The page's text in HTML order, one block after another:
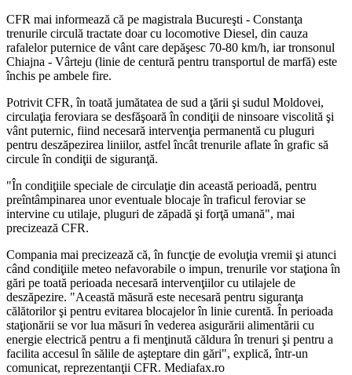
CFR mai informează că pe magistrala Bucureşti - Constanţa
trenurile circulă tractate doar cu locomotive Diesel, din cauza
rafalelor puternice de vânt care depăşesc 70-80 km/h, iar tronsonul
Chiajna - Vârteju (linie de centură pentru transportul de marfă) este
închis pe ambele fire.
Potrivit CFR, în toată jumătatea de sud a ţării şi sudul Moldovei,
circulaţia feroviara se desfăşoară în condiţii de ninsoare viscolită şi
vânt puternic, fiind necesară intervenţia permanentă cu pluguri
pentru deszăpezirea liniilor, astfel încât trenurile aflate în grafic să
circule în condiţii de siguranţă.
"În condiţiile speciale de circulaţie din această perioadă, pentru
preîntâmpinarea unor eventuale blocaje în traficul feroviar se
intervine cu utilaje, pluguri de zăpadă şi forţă umană", mai
precizează CFR.
Compania mai precizează că, în funcţie de evoluţia vremii şi atunci
când condiţiile meteo nefavorabile o impun, trenurile vor staţiona în
gări pe toată perioada necesară intervenţiilor cu utilajele de
deszăpezire. "Această măsură este necesară pentru siguranţa
călătorilor şi pentru evitarea blocajelor în linie curentă. În perioada
staţionării se vor lua măsuri în vederea asigurării alimentării cu
energie electrică pentru a fi menţinută căldura în trenuri şi pentru a
facilita accesul în sălile de aşteptare din gări", explică, într-un
comunicat, reprezentanţii CFR. Mediafax.ro